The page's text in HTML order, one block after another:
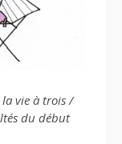
vie à trois /
du début